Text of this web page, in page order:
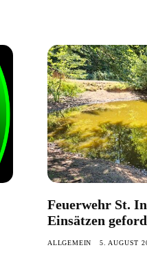
Feuerwehr St.
Einsätzen
ALLGEMEIN 5. AUGUST